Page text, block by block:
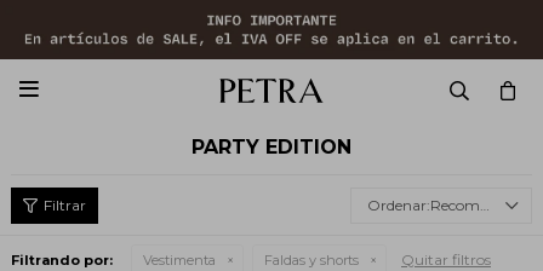

PARTY EDITION
Recomendados
Filtrando por: Vestimenta Faldas y shorts Quitar filtros